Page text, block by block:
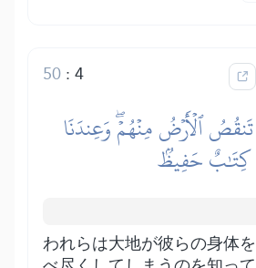
4
:
50
ٱلۡأَرۡضُ مِنۡهُمۡۖ وَعِندَنَا
كِتَٰبٌ حَفِيظُۢ
われらは大地が彼らの身体